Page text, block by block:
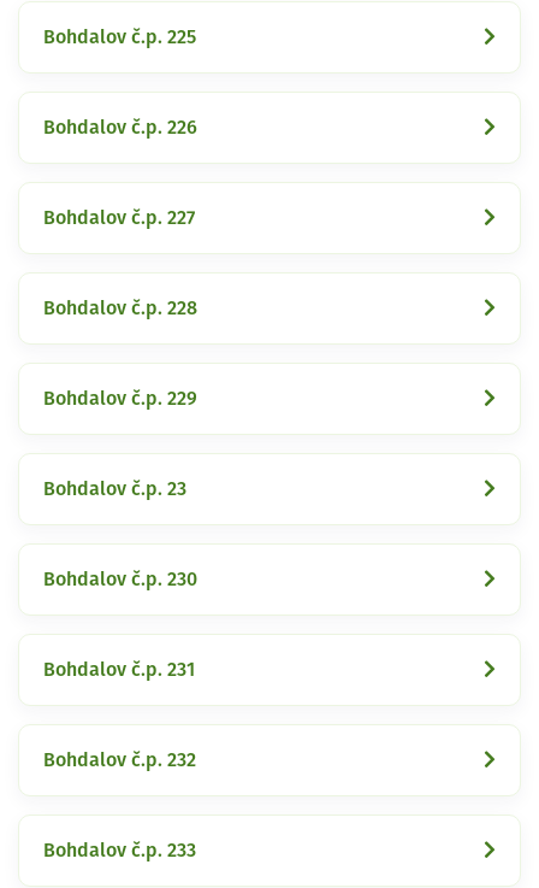
Bohdalov č.p. 225
Bohdalov č.p. 226
Bohdalov č.p. 227
Bohdalov č.p. 228
Bohdalov č.p. 229
Bohdalov č.p. 23
Bohdalov č.p. 230
Bohdalov č.p. 231
Bohdalov č.p. 232
Bohdalov č.p. 233